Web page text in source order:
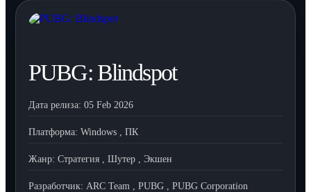
PUBG: Blindspot
Дата релиза: 05 Feb 2026
Платформа: Windows , ПК
Жанр: Стратегия , Шутер , Экшен
Разработчик: ARC Team , PUBG , PUBG Corporation